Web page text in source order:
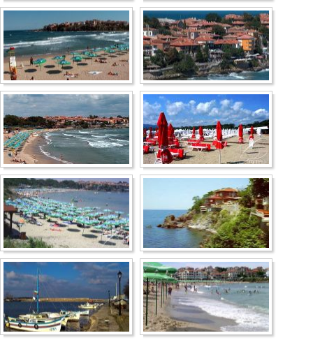
Несебр
Аркутино
Дюны
Царево
Китен
Приморско
Ривьера
Балчик
Бургас
Банско
Пампорово
Боровец